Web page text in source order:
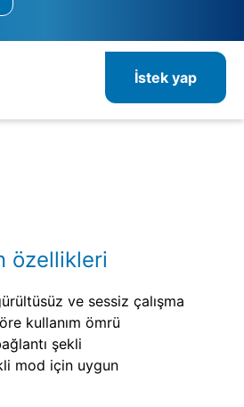
İstek yap
özellikleri
ve sessiz çalışma
kullanım ömrü
şekli
mod için uygun